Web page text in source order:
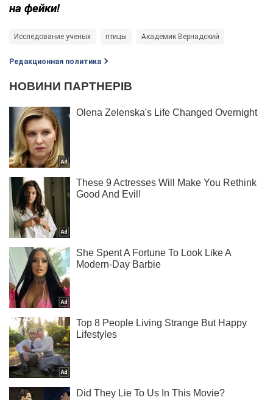
на фейки!
Исследование ученых птицы Академик Вернадский
Редакционная политика